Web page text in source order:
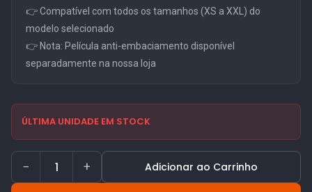
👉 Compatível com todos os tamanhos (XS a XXL) do
modelo selecionado
👉 Nota: Película anti-embaciamento disponível
separadamente na nossa loja
ÚLTIMA UNIDADE EM STOCK
− + Adicionar ao Carrinho